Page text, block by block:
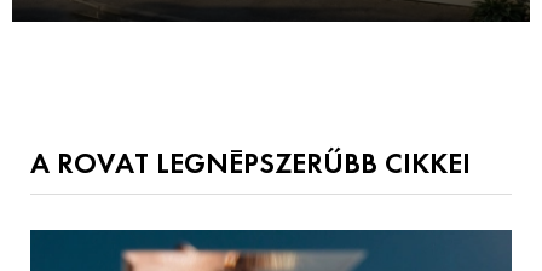
A ROVAT LEGNÉPSZERŰBB CIKKEI